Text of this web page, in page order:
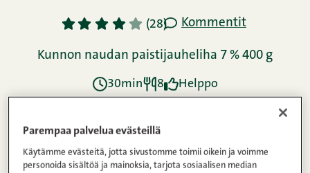
1 2 3 4 5 (28) Kommentit
Kunnon naudan paistijauheliha 7 % 400 g
30min 8 Helppo
Ainekset
Parempaa palvelua evästeillä
Käytämme evästeitä, jotta sivustomme toimii oikein ja voimme
personoida sisältöä ja mainoksia, tarjota sosiaalisen median